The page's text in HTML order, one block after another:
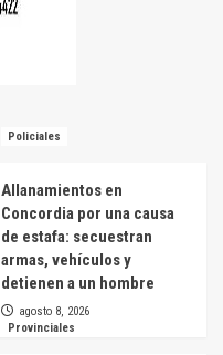
Policiales
Allanamientos en
Concordia por una causa
de estafa: secuestran
armas, vehículos y
detienen a un hombre
agosto 8, 2026
Provinciales